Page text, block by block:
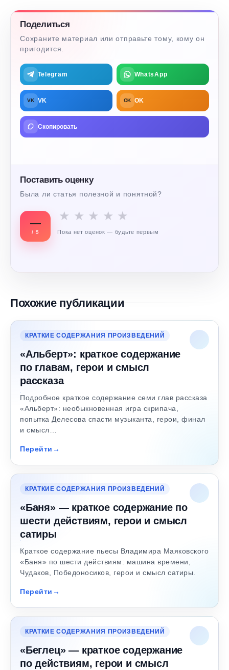
Поделиться
Сохраните материал или отправьте тому, кому он
пригодится.
Telegram WhatsApp
VK VK OK OK
Скопировать
Поставить оценку
Была ли статья полезной и понятной?
—
/ 5
★ ★ ★ ★ ★
Пока нет оценок — будьте первым
Похожие публикации
КРАТКИЕ СОДЕРЖАНИЯ ПРОИЗВЕДЕНИЙ
«Альберт»: краткое содержание
по главам, герои и смысл
рассказа
Подробное краткое содержание семи глав рассказа
«Альберт»: необыкновенная игра скрипача,
попытка Делесова спасти музыканта, герои, финал
и смысл…
Перейти
КРАТКИЕ СОДЕРЖАНИЯ ПРОИЗВЕДЕНИЙ
«Баня» — краткое содержание по
шести действиям, герои и смысл
сатиры
Краткое содержание пьесы Владимира Маяковского
«Баня» по шести действиям: машина времени,
Чудаков, Победоносиков, герои и смысл сатиры.
Перейти
КРАТКИЕ СОДЕРЖАНИЯ ПРОИЗВЕДЕНИЙ
«Беглец» — краткое содержание
по действиям, герои и смысл